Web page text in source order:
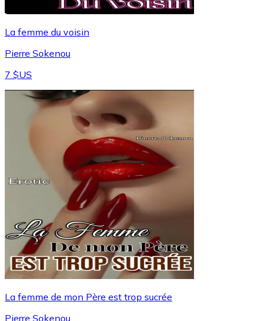
La femme du voisin
Pierre Sokenou
7 $US
La femme de mon Père est trop sucrée
Pierre Sokenou